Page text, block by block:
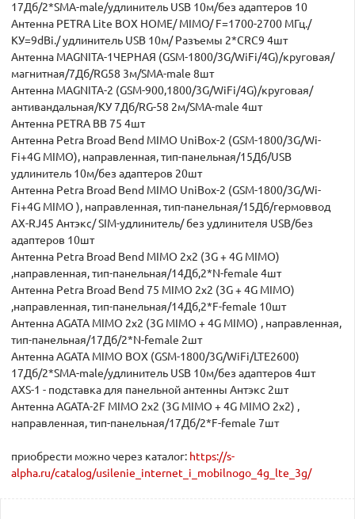
17Дб/2*SMA-male/удлинитель USB 10м/без адаптеров 10
Антенна PETRA Lite BOX HOME/ MIMO/ F=1700-2700 МГц./
КУ=9dBi./ удлинитель USB 10м/ Разъемы 2*CRC9 4шт
Антенна MAGNITA-1ЧЕРНАЯ (GSM-1800/3G/WiFi/4G)/круговая/
магнитная/7Дб/RG58 3м/SMA-male 8шт
Антенна MAGNITA-2 (GSM-900,1800/3G/WiFi/4G)/круговая/
антивандальная/КУ 7Дб/RG-58 2м/SMA-male 4шт
Антенна PETRA BB 75 4шт
Антенна Petra Broad Bend MIMO UniBox-2 (GSM-1800/3G/Wi-
Fi+4G MIMO), направленная, тип-панельная/15Дб/USB
удлинитель 10м/без адаптеров 20шт
Антенна Petra Broad Bend MIMO UniBox-2 (GSM-1800/3G/Wi-
Fi+4G MIMO ), направленная, тип-панельная/15Дб/гермоввод
AX-RJ45 Антэкс/ SIM-удлинитель/ без удлинителя USB/без
адаптеров 10шт
Антенна Petra Broad Bend MIMO 2x2 (3G + 4G MIMO)
,направленная, тип-панельная/14Дб,2*N-female 4шт
Антенна Petra Broad Bend 75 MIMO 2x2 (3G + 4G MIMO)
,направленная, тип-панельная/14Дб,2*F-female 10шт
Антенна AGATA MIMO 2x2 (3G MIMO + 4G MIMO) , направленная,
тип-панельная/17Дб/2*N-female 2шт
Антенна AGATA MIMO BOX (GSM-1800/3G/WiFi/LTE2600)
17Дб/2*SMA-male/удлинитель USB 10м/без адаптеров 4шт
AXS-1 - подставка для панельной антенны Антэкс 2шт
Антенна AGATA-2F MIMO 2x2 (3G MIMO + 4G MIMO 2х2) ,
направленная, тип-панельная/17Дб/2*F-female 7шт
приобрести можно через каталог: https://s-
alpha.ru/catalog/usilenie_internet_i_mobilnogo_4g_lte_3g/